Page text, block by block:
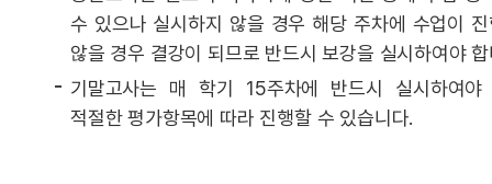
수 있으나 실시하지 않을 경우 해당 주차에 수업이
않을 경우 결강이 되므로 반드시 보강을 실시하여야
기말고사는 매 학기 15주차에 반드시 실시하여
적절한 평가항목에 따라 진행할 수 있습니다.